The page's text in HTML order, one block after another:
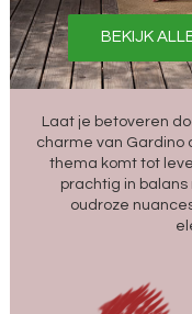
BEKIJK
Laat je betoveren
charme van Gardino
thema komt tot
prachtig in
oudroze